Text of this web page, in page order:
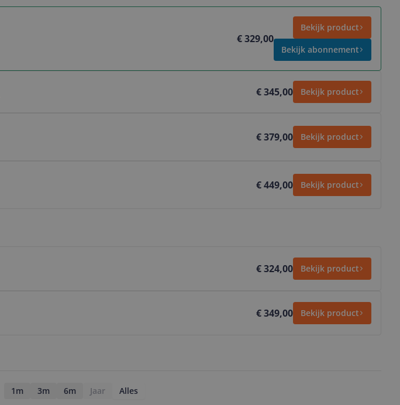
€ 329,00
Bekijk product
Bekijk abonnement
€ 345,00 Bekijk product
€ 379,00 Bekijk product
€ 449,00 Bekijk product
€ 324,00 Bekijk product
€ 349,00 Bekijk product
1m 3m 6m Jaar Alles